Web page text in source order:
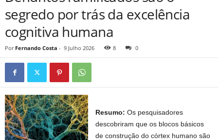
segredo por trás da excelência
cognitiva humana
Por Fernando Costa - 9 Julho 2026 8 0
Resumo:Os pesquisadores
descobriram que os blocos básicos
de construção do córtex humano são